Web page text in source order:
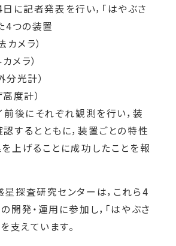
に記者発表を行い，「はやぶさ
4つの装置
カメラ）
メラ）
分光計）
度計）
前後にそれぞれ観測を行い，装
するとともに，装置ごとの特性
上げることに成功したことを報
探査研究センターは，これら4
開発・運用に参加し，「はやぶさ
支えています。